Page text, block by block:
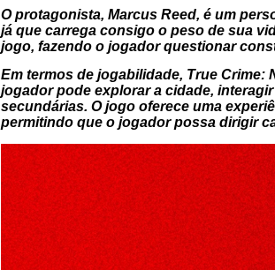
O protagonista, Marcus Reed, é um
já que carrega consigo o peso de sua
jogo, fazendo o jogador questionar
Em termos de jogabilidade, True Crime:
jogador pode explorar a cidade,
secundárias. O jogo oferece uma
permitindo que o jogador possa dirigir